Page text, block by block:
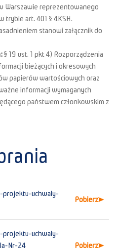
Warszawie reprezentowanego
trybie art. 401 § 4KSH.
stanowi załącznik do
§ 19 ust. 1 pkt 4) Rozporządzenia
bieżących i okresowych
papierów wartościowych oraz
informacji wymaganych
państwem członkowskim z
uchwaly-
Pobierz
uchwaly-
Nr-24
Pobierz